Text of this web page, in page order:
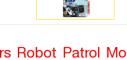
Robot Patrol